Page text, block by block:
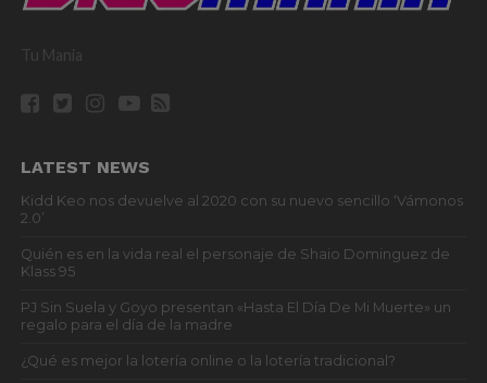
Tu Mania
LATEST NEWS
Kidd Keo nos devuelve al 2020 con su nuevo sencillo ‘Vámonos
2.0’
Quién es en la vida real el personaje de Shaio Dominguez de
Klass 95
PJ Sin Suela y Goyo presentan «Hasta El Día De Mi Muerte» un
regalo para el día de la madre
¿Qué es mejor la lotería online o la lotería tradicional?